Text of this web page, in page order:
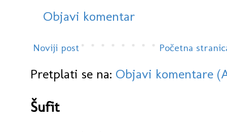
Objavi komentar
Noviji post Početna
Pretplati se na: Objavi komentare
Šufit